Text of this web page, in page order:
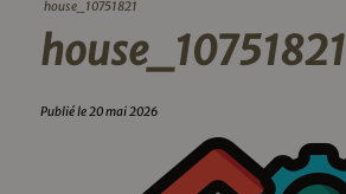
house_10751821
house_10751821
Publié le 20 mai 2026